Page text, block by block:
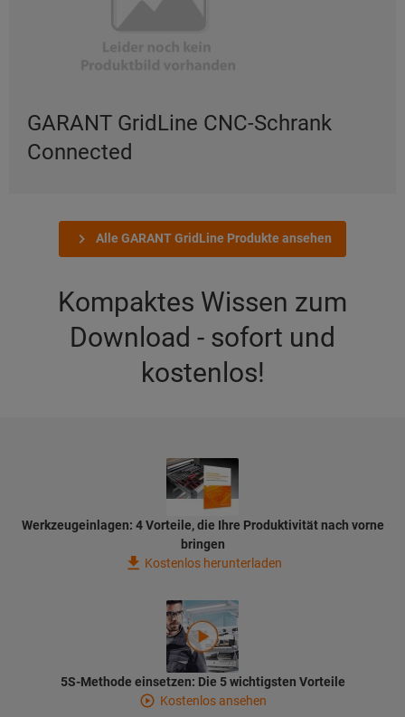
GARANT GridLine CNC-Schrank
Connected
Alle GARANT GridLine Produkte ansehen
Kompaktes Wissen zum
Download - sofort und
kostenlos!
Werkzeugeinlagen: 4 Vorteile, die Ihre Produktivität nach vorne
bringen
Kostenlos herunterladen
5S-Methode einsetzen: Die 5 wichtigsten Vorteile
Kostenlos ansehen